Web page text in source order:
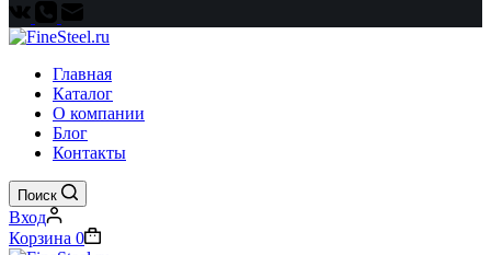
Главная
Каталог
О компании
Блог
Контакты
Поиск
Вход
Корзина 0